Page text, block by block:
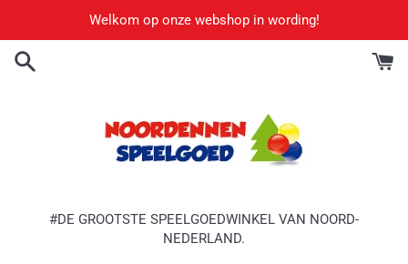
content
Welkom op onze webshop in wording!
#DE GROOTSTE SPEELGOEDWINKEL VAN NOORD-
NEDERLAND.